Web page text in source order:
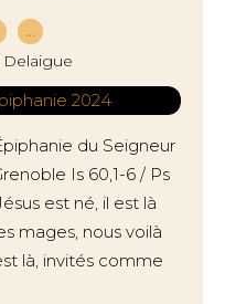
…
du Seigneur
Is 60,1-6 / Ps
est né, il est là
mages, nous voilà
là, invités comme